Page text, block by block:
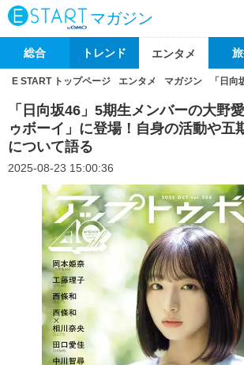
マガジン
総合 トレンド エンタメ
E START トップページ エンタメ マガジン 「日
「日向坂46」5期生メンバーの大野
ゥボーイ」に登場！自身の活動や五
について語る
2025-08-23 15:00:36